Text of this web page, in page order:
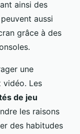
ainsi des
aussi
grâce à des
une
vidéo. Les
de jeu
les raisons
des habitudes